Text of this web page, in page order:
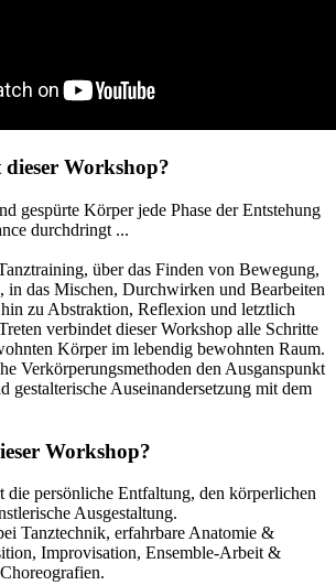
Workshop?
gespürte Körper jede Phase der Entstehung
durchdringt ...
über das Finden von Bewegung,
in das Mischen, Durchwirken und Bearbeiten
zu Abstraktion, Reflexion und letztlich
verbindet dieser Workshop alle Schritte
Körper im lebendig bewohnten Raum.
Verkörperungsmethoden den Ausganspunkt
gestalterische Auseinandersetzung mit dem
Workshop?
die persönliche Entfaltung, den körperlichen
Ausgestaltung.
Tanztechnik, erfahrbare Anatomie &
Improvisation, Ensemble-Arbeit &